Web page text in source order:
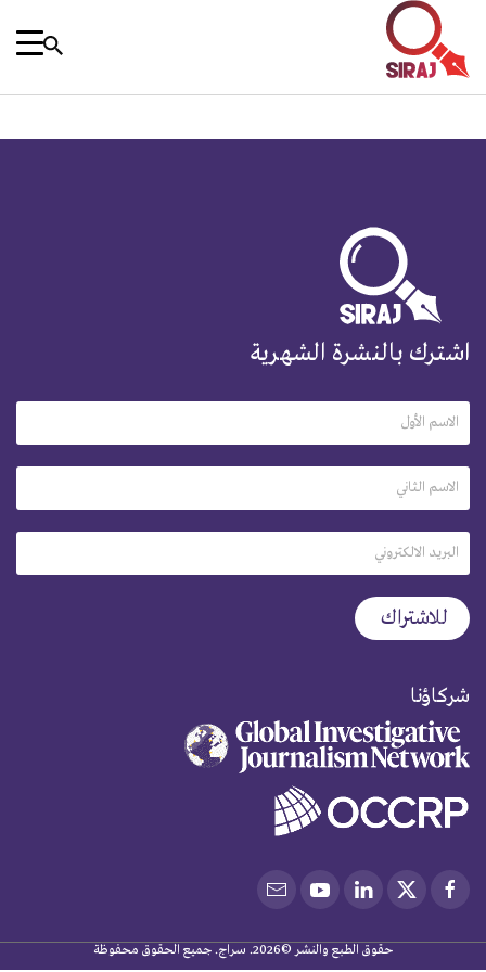
اشترك بالنشرة الشهرية
شركاؤنا
حقوق الطبع والنشر ©2026. سراج. جميع الحقوق محفوظة